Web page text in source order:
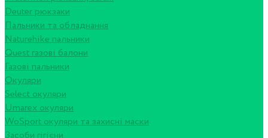
Deuter рюкзаки
Пальники та обладнання
Naturehike пальники
Quest газові балони
Газові пальники
Окуляри
Select окуляри
Umarex окуляри
WoSport окуляри та захисні маски